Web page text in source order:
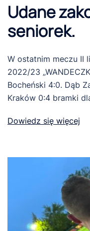
Udane
seniorek.
W ostatnim meczu II
2022/23
Bocheński 4:0. Dąb
Kraków 0:4 bramki
Dowiedz się więcej